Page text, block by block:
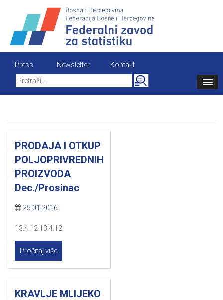
content
Press Newsletter
Kontakt
Search
for:
PRODAJA I OTKUP
POLJOPRIVREDNIH
PROIZVODA
Dec./Prosinac
25.01.2016
13.4.12 13.4.12
Pročitaj više
KRAVLJE MLIJEKO